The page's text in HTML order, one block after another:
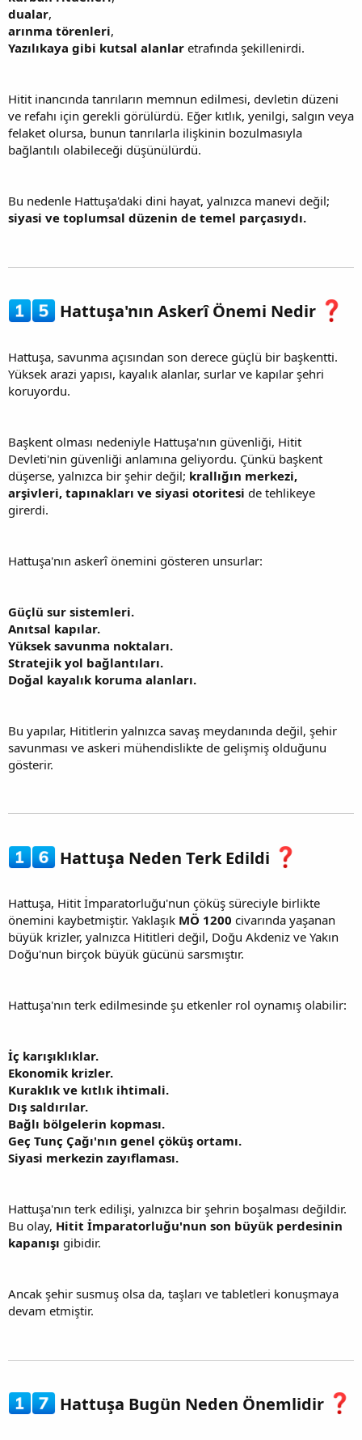
dualar,
arınma törenleri,
Yazılıkaya gibi kutsal alanlar etrafında şekillenirdi.
Hitit inancında tanrıların memnun edilmesi, devletin düzeni
ve refahı için gerekli görülürdü. Eğer kıtlık, yenilgi, salgın veya
felaket olursa, bunun tanrılarla ilişkinin bozulmasıyla
bağlantılı olabileceği düşünülürdü.
Bu nedenle Hattuşa'daki dini hayat, yalnızca manevi değil;
siyasi ve toplumsal düzenin de temel parçasıydı.
Hattuşa'nın Askerî Önemi Nedir
Hattuşa, savunma açısından son derece güçlü bir başkentti.
Yüksek arazi yapısı, kayalık alanlar, surlar ve kapılar şehri
koruyordu.
Başkent olması nedeniyle Hattuşa'nın güvenliği, Hitit
Devleti'nin güvenliği anlamına geliyordu. Çünkü başkent
düşerse, yalnızca bir şehir değil; krallığın merkezi,
arşivleri, tapınakları ve siyasi otoritesi de tehlikeye
girerdi.
Hattuşa'nın askerî önemini gösteren unsurlar:
Güçlü sur sistemleri.
Anıtsal kapılar.
Yüksek savunma noktaları.
Stratejik yol bağlantıları.
Doğal kayalık koruma alanları.
Bu yapılar, Hititlerin yalnızca savaş meydanında değil, şehir
savunması ve askeri mühendislikte de gelişmiş olduğunu
gösterir.
Hattuşa Neden Terk Edildi
Hattuşa, Hitit İmparatorluğu'nun çöküş süreciyle birlikte
önemini kaybetmiştir. Yaklaşık MÖ 1200 civarında yaşanan
büyük krizler, yalnızca Hititleri değil, Doğu Akdeniz ve Yakın
Doğu'nun birçok büyük gücünü sarsmıştır.
Hattuşa'nın terk edilmesinde şu etkenler rol oynamış olabilir:
İç karışıklıklar.
Ekonomik krizler.
Kuraklık ve kıtlık ihtimali.
Dış saldırılar.
Bağlı bölgelerin kopması.
Geç Tunç Çağı'nın genel çöküş ortamı.
Siyasi merkezin zayıflaması.
Hattuşa'nın terk edilişi, yalnızca bir şehrin boşalması değildir.
Bu olay, Hitit İmparatorluğu'nun son büyük perdesinin
kapanışı gibidir.
Ancak şehir susmuş olsa da, taşları ve tabletleri konuşmaya
devam etmiştir.
Hattuşa Bugün Neden Önemlidir